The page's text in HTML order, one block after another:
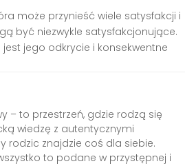
może przynieść wiele satysfakcji i
być niezwykle satysfakcjonujące.
jego odkrycie i konsekwentne
– to przestrzeń, gdzie rodzą się
wiedzę z autentycznymi
rodzic znajdzie coś dla siebie.
to podane w przystępnej i